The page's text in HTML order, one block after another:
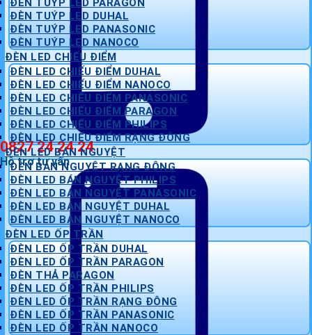
0827 24 24 24
Hỗ trợ tư vấn
ĐÈN TUÝP LED PARAGON
ĐÈN TUÝP LED DUHAL
ĐÈN TUÝP LED PANASONIC
ĐÈN TUÝP LED NANOCO
ĐÈN LED CHIẾU ĐIỂM
ĐÈN LED CHIẾU ĐIỂM DUHAL
ĐÈN LED CHIẾU ĐIỂM NANOCO
ĐÈN LED CHIẾU ĐIỂM PANASONIC
ĐÈN LED CHIẾU ĐIỂM PARAGON
ĐÈN LED CHIẾU ĐIỂM PHILIPS
ĐÈN LED CHIẾU ĐIỂM RẠNG ĐÔNG
ĐÈN LED BÁN NGUYỆT
ĐÈN BÁN NGUYỆT RẠNG ĐÔNG
ĐÈN LED BÁN NGUYỆT PHILIPS
ĐÈN LED BÁN NGUYỆT PANASONIC
ĐÈN LED BÁN NGUYỆT DUHAL
ĐÈN LED BÁN NGUYỆT NANOCO
ĐÈN LED ỐP TRẦN
ĐÈN LED ỐP TRẦN DUHAL
ĐÈN LED ỐP TRẦN PARAGON
ĐÈN THẢ PARAGON
ĐÈN LED ỐP TRẦN PHILIPS
ĐÈN LED ỐP TRẦN RẠNG ĐÔNG
ĐÈN LED ỐP TRẦN PANASONIC
ĐÈN LED ỐP TRẦN NANOCO